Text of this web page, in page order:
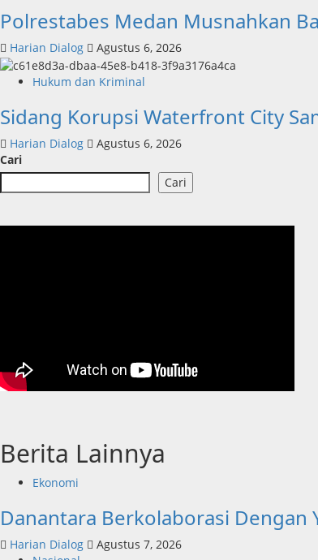
Polrestabes Medan Musnahkan
Harian Dialog Agustus 6, 2026
Hukum dan Kriminal
Sidang Korupsi Waterfront City
Harian Dialog
Agustus 6, 2026
Cari
Cari
Berita Lainnya
Ekonomi
Danantara Berkolaborasi Dengan
Harian Dialog
Agustus 7, 2026